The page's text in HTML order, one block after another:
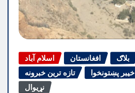
اسلام آباد افغانستان بلاګ
تازه ترین خبرونه
خیبر پښتونخوا
نړیوال